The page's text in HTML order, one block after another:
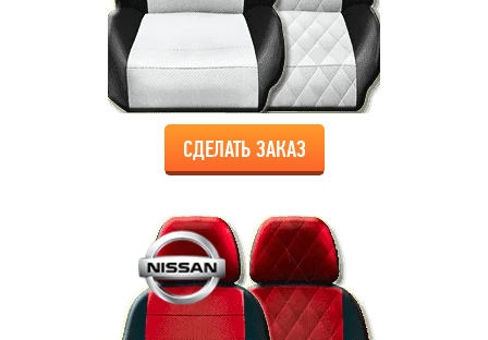
СДЕЛАТЬ ЗАКАЗ